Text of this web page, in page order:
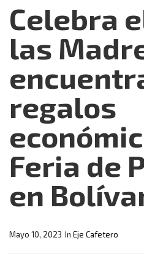
Celebra
las
regalos
Feria de
en
In Eje Cafetero
Mayo 10, 2023